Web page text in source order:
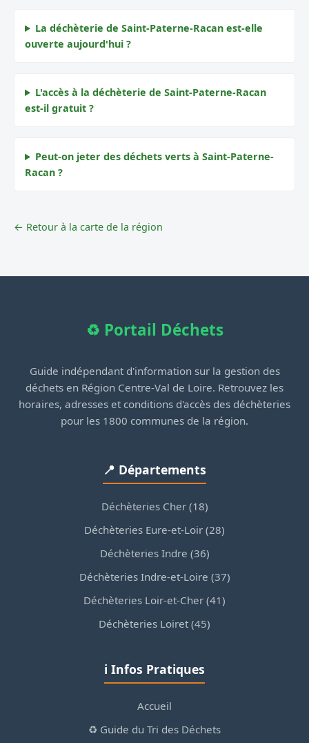
La déchèterie de Saint-Paterne-Racan est-elle
ouverte aujourd'hui ?
L'accès à la déchèterie de Saint-Paterne-Racan
est-il gratuit ?
Peut-on jeter des déchets verts à Saint-Paterne-
Racan ?
← Retour à la carte de la région
♻️ Portail Déchets
Guide indépendant d'information sur la gestion des
déchets en Région Centre-Val de Loire. Retrouvez les
horaires, adresses et conditions d'accès des déchèteries
pour les 1800 communes de la région.
📍 Départements
Déchèteries Cher (18)
Déchèteries Eure-et-Loir (28)
Déchèteries Indre (36)
Déchèteries Indre-et-Loire (37)
Déchèteries Loir-et-Cher (41)
Déchèteries Loiret (45)
ℹ️ Infos Pratiques
Accueil
♻️ Guide du Tri des Déchets